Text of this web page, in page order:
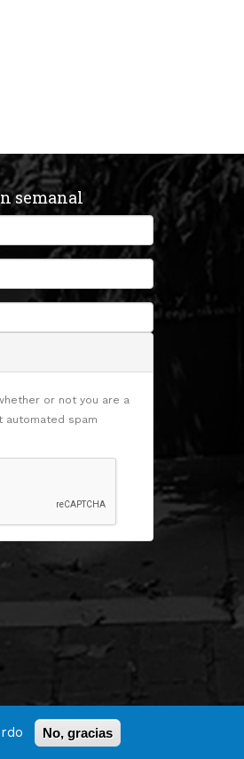
semanal
or not you are a
automated spam
No, gracias